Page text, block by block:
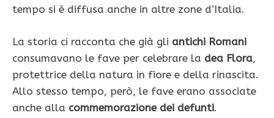
tempo si è diffusa anche in altre zone d’Italia.
La storia ci racconta che già gli antichi Romani
consumavano le fave per celebrare la dea Flora,
protettrice della natura in fiore e della rinascita.
Allo stesso tempo, però, le fave erano associate
anche alla commemorazione dei defunti.